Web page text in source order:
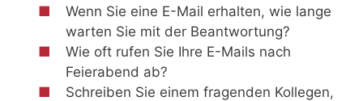
Wenn Sie eine E-Mail erhalten, wie lange
warten Sie mit der Beantwortung?
Wie oft rufen Sie Ihre E-Mails nach
Feierabend ab?
Schreiben Sie einem fragenden Kollegen,